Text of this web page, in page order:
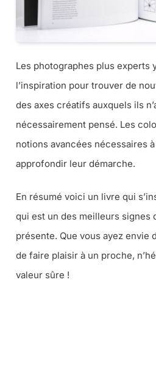
Les photographes plus experts
l’inspiration pour trouver de
des axes créatifs auxquels ils
nécessairement pensé. Les
notions avancées nécessaires
approfondir leur démarche.
En résumé voici un livre qui
qui est un des meilleurs signes
présente. Que vous ayez envie
de faire plaisir à un proche,
valeur sûre !